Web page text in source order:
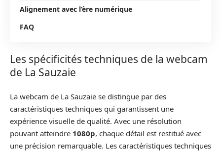
Alignement avec l’ère numérique
FAQ
Les spécificités techniques de la webcam
de La Sauzaie
La webcam de La Sauzaie se distingue par des
caractéristiques techniques qui garantissent une
expérience visuelle de qualité. Avec une résolution
pouvant atteindre 1080p, chaque détail est restitué avec
une précision remarquable. Les caractéristiques techniques